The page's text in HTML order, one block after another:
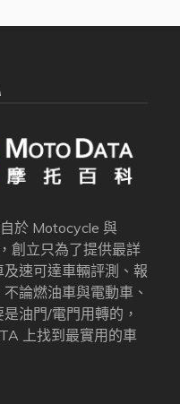
於 Motocycle 與
創立只為了提供最詳
速可達車輛評測、報
論燃油車與電動車、
油門/電門用轉的，
上找到最實用的車